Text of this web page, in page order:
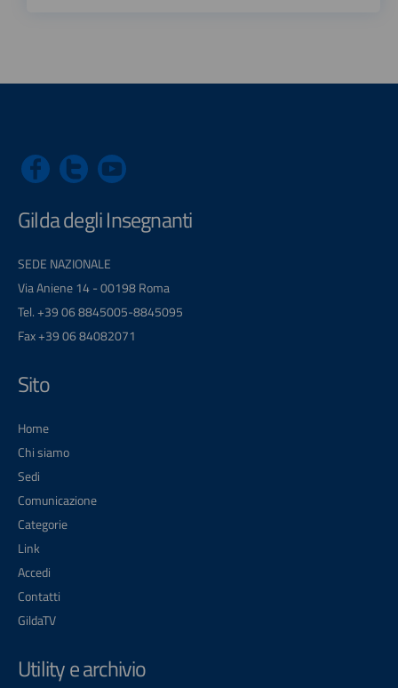
Gilda degli Insegnanti
SEDE NAZIONALE
Via Aniene 14 - 00198 Roma
Tel. +39 06 8845005-8845095
Fax +39 06 84082071
Sito
Home
Chi siamo
Sedi
Comunicazione
Categorie
Link
Accedi
Contatti
GildaTV
Utility e archivio